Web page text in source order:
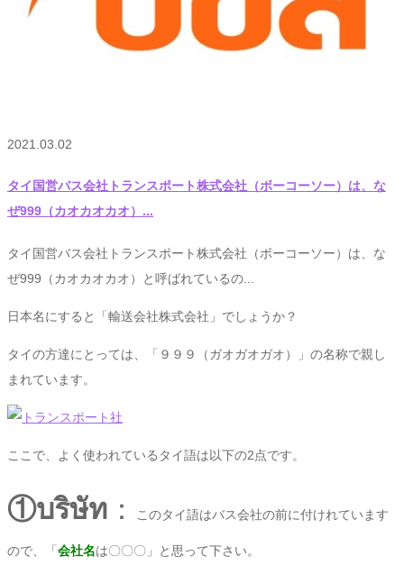
2021.03.02
タイ国営バス会社トランスポート株式会社（ボーコーソー）は、な
ぜ999（カオカオカオ）...
タイ国営バス会社トランスポート株式会社（ボーコーソー）は、な
ぜ999（カオカオカオ）と呼ばれているの...
日本名にすると「輸送会社株式会社」でしょうか？
タイの方達にとっては、「９９９（ガオガオガオ）」の名称で親し
まれています。
ここで、よく使われているタイ語は以下の2点です。
①บริษัท ： このタイ語はバス会社の前に付けれています
ので、「 会社名は〇〇〇」と思って下さい。